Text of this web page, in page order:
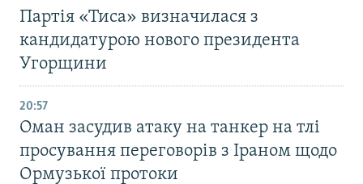
Партія «Тиса» визначилася з
кандидатурою нового президента
Угорщини
20:57
Оман засудив атаку на танкер на тлі
просування переговорів з Іраном щодо
Ормузької протоки